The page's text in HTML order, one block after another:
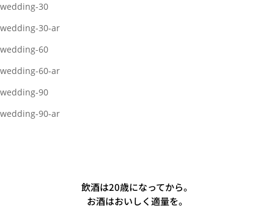
wedding-30
wedding-30-ar
wedding-60
wedding-60-ar
wedding-90
wedding-90-ar
飲酒は20歳になってから。
お酒はおいしく適量を。